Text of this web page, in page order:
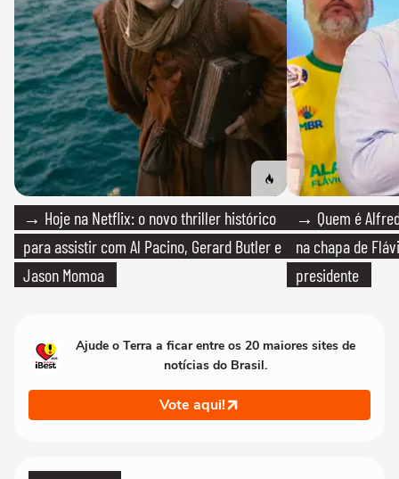
→ Hoje na Netflix: o novo thriller histórico
para assistir com Al Pacino, Gerard Butler e
Jason Momoa
→ Quem é
na chapa de
presidente
Ajude o Terra a ficar entre os 20 maiores sites de
notícias do Brasil.
Vote aqui!